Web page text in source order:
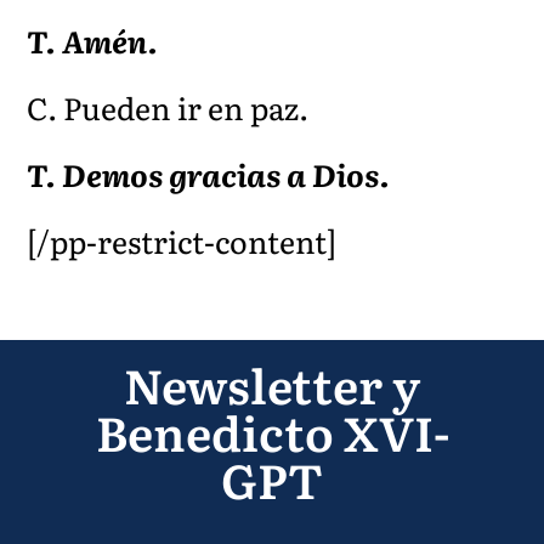
T. Amén.
C. Pueden ir en paz.
T. Demos gracias a Dios.
[/pp-restrict-content]
Newsletter y
Benedicto XVI-
GPT